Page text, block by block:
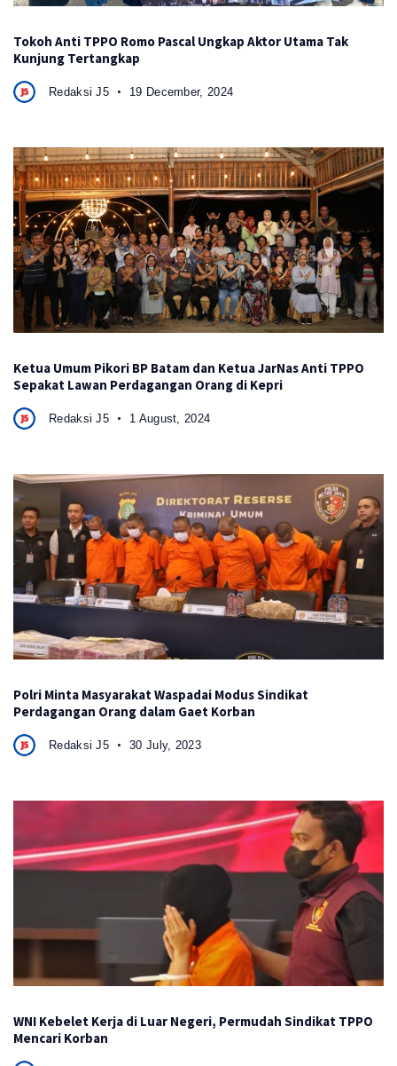
Tokoh Anti TPPO Romo Pascal Ungkap Aktor Utama Tak
Kunjung Tertangkap
Redaksi J5 19 December, 2024
Ketua Umum Pikori BP Batam dan Ketua JarNas Anti TPPO
Sepakat Lawan Perdagangan Orang di Kepri
Redaksi J5 1 August, 2024
Polri Minta Masyarakat Waspadai Modus Sindikat
Perdagangan Orang dalam Gaet Korban
Redaksi J5 30 July, 2023
WNI Kebelet Kerja di Luar Negeri, Permudah Sindikat TPPO
Mencari Korban